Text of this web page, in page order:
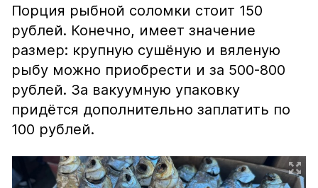
Порция рыбной соломки стоит 150
рублей. Конечно, имеет значение
размер: крупную сушёную и вяленую
рыбу можно приобрести и за 500-800
рублей. За вакуумную упаковку
придётся дополнительно заплатить по
100 рублей.